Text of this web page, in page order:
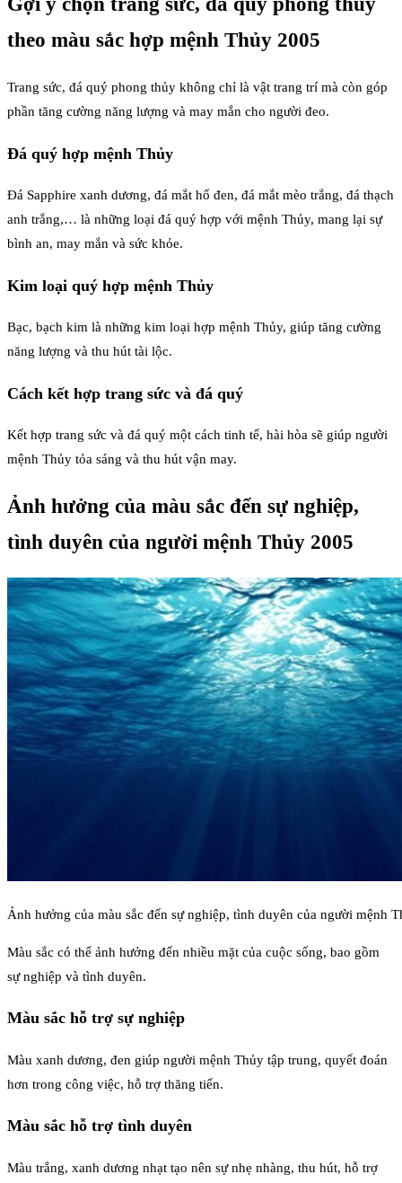
theo màu sắc hợp mệnh Thủy 2005
Trang sức, đá quý phong thủy không chỉ là vật trang trí mà còn góp
phần tăng cường năng lượng và may mắn cho người đeo.
Đá quý hợp mệnh Thủy
Đá Sapphire xanh dương, đá mắt hổ đen, đá mắt mèo trắng, đá thạch
anh trắng,… là những loại đá quý hợp với mệnh Thủy, mang lại sự
bình an, may mắn và sức khỏe.
Kim loại quý hợp mệnh Thủy
Bạc, bạch kim là những kim loại hợp mệnh Thủy, giúp tăng cường
năng lượng và thu hút tài lộc.
Cách kết hợp trang sức và đá quý
Kết hợp trang sức và đá quý một cách tinh tế, hài hòa sẽ giúp người
mệnh Thủy tỏa sáng và thu hút vận may.
Ảnh hưởng của màu sắc đến sự nghiệp,
tình duyên của người mệnh Thủy 2005
Ảnh hưởng của màu sắc đến sự nghiệp, tình duyên của người mệnh
Màu sắc có thể ảnh hưởng đến nhiều mặt của cuộc sống, bao gồm
sự nghiệp và tình duyên.
Màu sắc hỗ trợ sự nghiệp
Màu xanh dương, đen giúp người mệnh Thủy tập trung, quyết đoán
hơn trong công việc, hỗ trợ thăng tiến.
Màu sắc hỗ trợ tình duyên
Màu trắng, xanh dương nhạt tạo nên sự nhẹ nhàng, thu hút, hỗ trợ